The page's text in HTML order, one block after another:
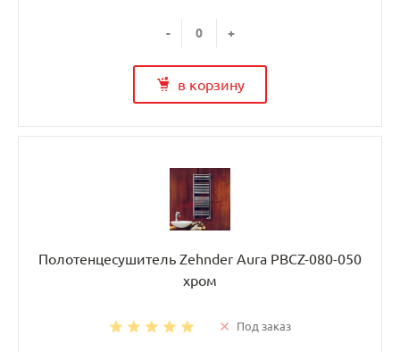
- +
в корзину
Полотенцесушитель Zehnder Aura PBCZ-080-050
хром
Под заказ